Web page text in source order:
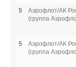
5
Аэрофлот/АК
(группа
5
Аэрофлот/АК
(группа